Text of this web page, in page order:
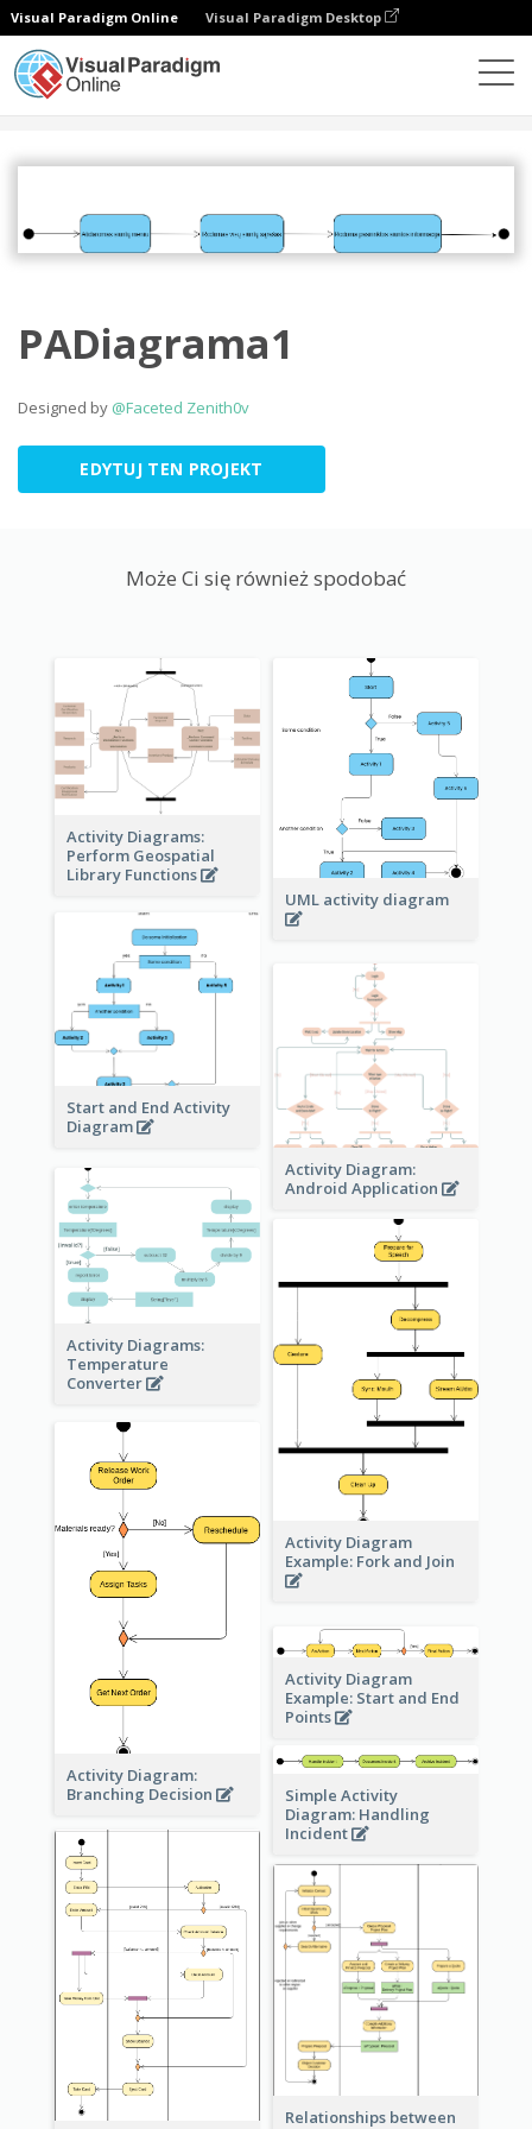
Visual Paradigm Online Visual Paradigm Desktop
PADiagrama1
Designed by @Faceted Zenith0v
EDYTUJ TEN PROJEKT
Może Ci się również spodobać
Activity Diagrams:
Perform Geospatial
Library Functions
UML activity diagram
Start and End Activity
Diagram
Activity Diagram:
Android Application
Activity Diagrams:
Temperature
Converter
Activity Diagram
Example: Fork and Join
Activity Diagram:
Branching Decision
Activity Diagram
Example: Start and End
Points
Simple Activity
Diagram: Handling
Incident
Relationships between